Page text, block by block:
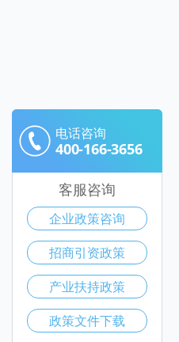
电话咨询
400-166-3656
客服咨询
企业政策咨询
招商引资政策
产业扶持政策
政策文件下载